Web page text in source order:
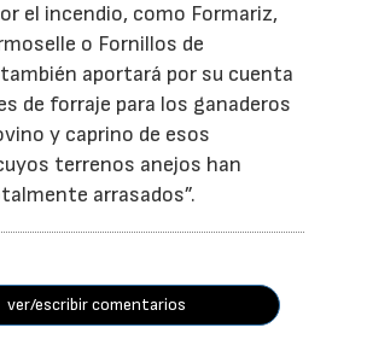
el incendio, como Formariz,
o Fornillos de
aportará por su cuenta
de forraje para los ganaderos
y caprino de esos
terrenos anejos han
arrasados”.
ver/escribir comentarios